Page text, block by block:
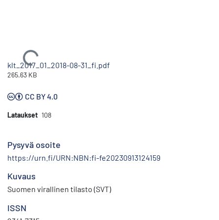
Ladataan...
klt_2017_01_2018-08-31_fi.pdf
265.63 KB
CC BY 4.0
Lataukset 108
Pysyvä osoite
https://urn.fi/URN:NBN:fi-fe20230913124159
Kuvaus
Suomen virallinen tilasto (SVT)
ISSN